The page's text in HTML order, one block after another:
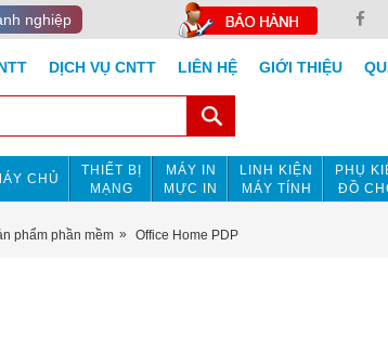
nghiệp
DỊCH VỤ CNTT LIÊN HỆ GIỚI THIỆU
CHỦ
THIẾT BỊ
MẠNG
MÁY IN
MỰC IN
LINH KIỆN
MÁY TÍNH
PHỤ
ĐỒ
phẩm phần mềm Office Home PDP